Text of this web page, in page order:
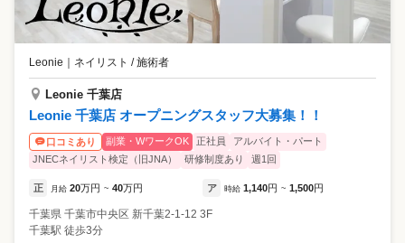
Leonie ｜ ネイリスト / 施術者
Leonie 千葉店
Leonie 千葉店 オープニングスタッフ大募集！！
口コミあり 副業・WワークOK 正社員
アルバイト・パート
JNECネイリスト検定（旧JNA）
研修制度あり 週1回
正 月給 20万円 ~ 40万円 ア 時給 1,140円 ~ 1,500円
千葉県 千葉市中央区 新千葉2-1-12 3F
千葉駅 徒歩3分